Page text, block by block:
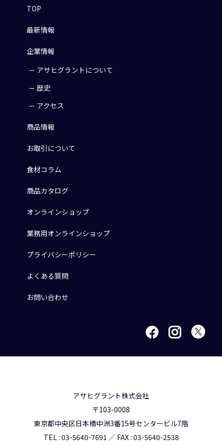
TOP
最新情報
企業情報
アサヒグラントについて
歴史
アクセス
商品情報
お取引について
食材コラム
商品カタログ
オンラインショップ
業務用オンラインショップ
プライバシーポリシー
よくある質問
お問い合わせ
アサヒグラント株式会社
〒103-0008
東京都中央区日本橋中洲3番15号センタービル7階
TEL : 03-5640-7691 ／ FAX : 03-5640-2538